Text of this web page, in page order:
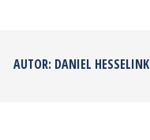
AUTOR: DANIEL HESSELINK